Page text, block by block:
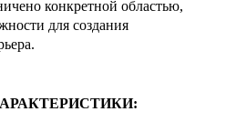
конкретной областью,
для создания